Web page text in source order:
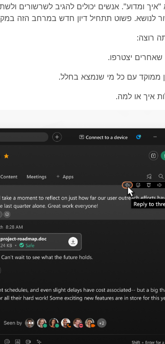
"איך ומדוע". אנשים יכולים להגיב לשרשורים
לנושא. פשוט תתחיל דיון חדש במרחב הזה
רוצה:
שאחרים יצטרפו.
ממוקד עם כל מי שנמצא בחלל.
איך או למה.